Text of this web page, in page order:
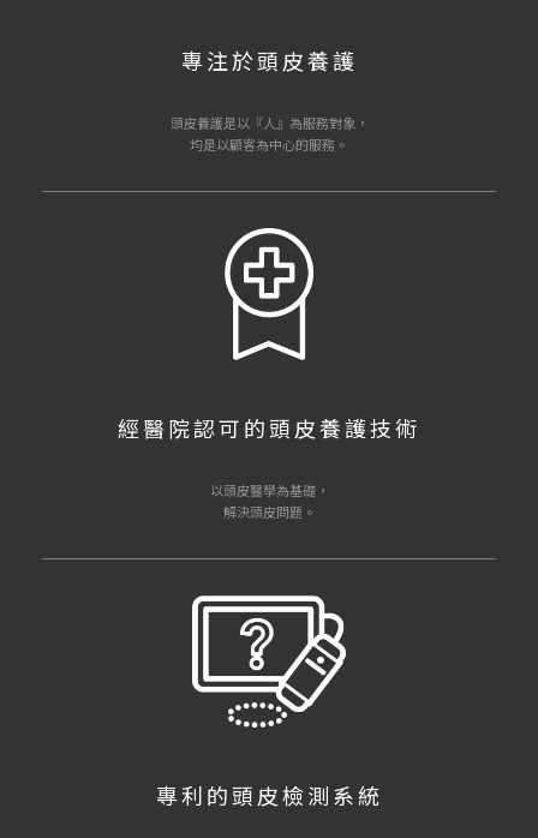
專注於頭皮養護
頭皮養護是以『人』為服務對象，
均是以顧客為中心的服務。
經醫院認可的頭皮養護技術
以頭皮醫學為基礎，
解決頭皮問題。
專利的頭皮檢測系統